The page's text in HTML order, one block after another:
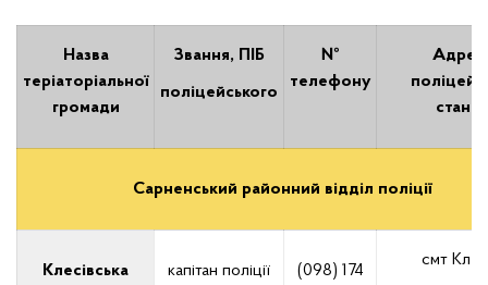
Назва
теріаторіальної
громади
Звання, ПІБ
поліцейського
№
телефону
Сарненський районний відділ поліції
Клесівська
капітан поліції
(098) 174
смт